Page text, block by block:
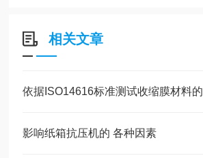
相关文章
依据ISO14616标准测试收缩膜材料
影响纸箱抗压机的 各种因素